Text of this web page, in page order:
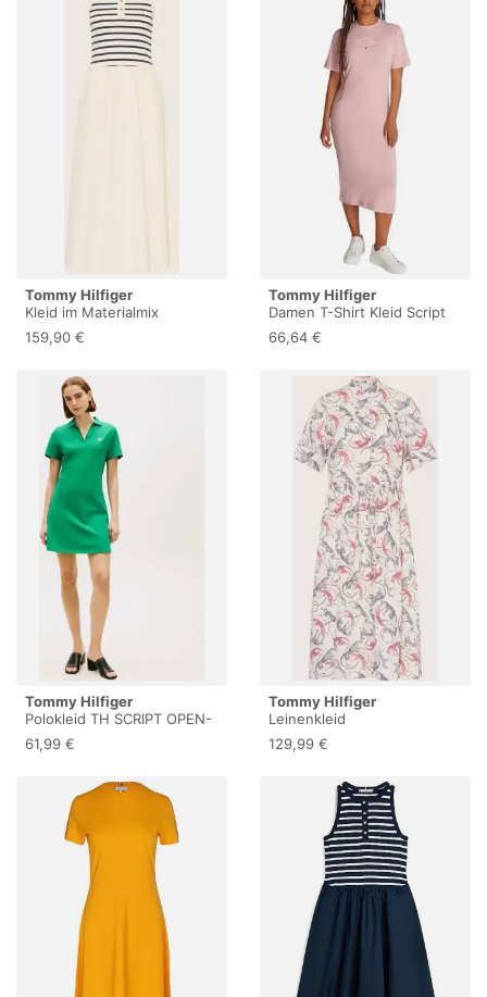
Tommy Hilfiger
Kleid im Materialmix
159,90 €
Tommy Hilfiger
Damen T-Shirt Kleid Script
Midi Länge, Rosa (Foggy
Pink), XS
66,64 €
Tommy Hilfiger
Polokleid TH SCRIPT OPEN-
NK POLO DRS mit
Knopfleiste
61,99 €
Tommy Hilfiger
Leinenkleid
129,99 €